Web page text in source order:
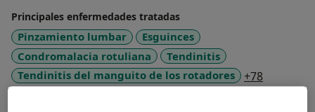
Principales enfermedades tratadas
Pinzamiento lumbar
Esguinces
Condromalacia rotuliana
Tendinitis
Tendinitis del manguito de los rotadores
+78